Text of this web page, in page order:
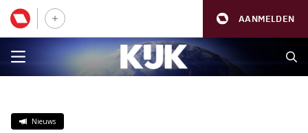
AANMELDEN
Nieuws